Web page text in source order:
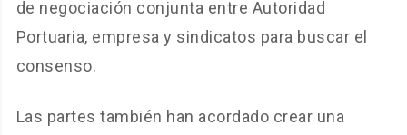
de negociación conjunta entre Autoridad
Portuaria, empresa y sindicatos para buscar el
consenso.
Las partes también han acordado crear una